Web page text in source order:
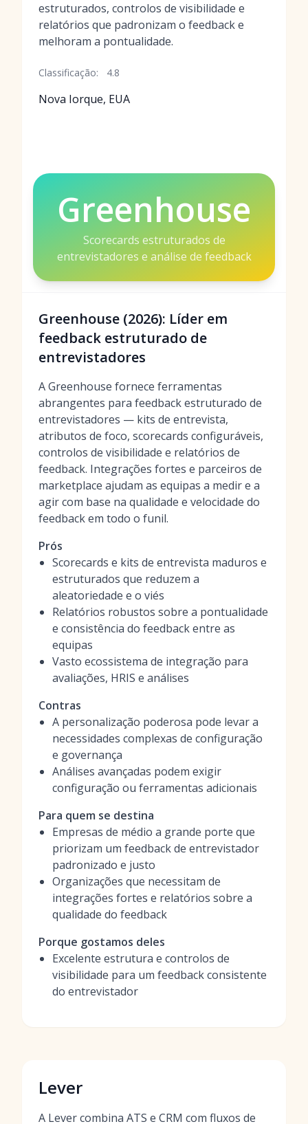
estruturados, controlos de visibilidade e
relatórios que padronizam o feedback e
melhoram a pontualidade.
Classificação: 4.8
Nova Iorque, EUA
Greenhouse
Scorecards estruturados de
entrevistadores e análise de feedback
Greenhouse (2026): Líder em
feedback estruturado de
entrevistadores
A Greenhouse fornece ferramentas
abrangentes para feedback estruturado de
entrevistadores — kits de entrevista,
atributos de foco, scorecards configuráveis,
controlos de visibilidade e relatórios de
feedback. Integrações fortes e parceiros de
marketplace ajudam as equipas a medir e a
agir com base na qualidade e velocidade do
feedback em todo o funil.
Prós
Scorecards e kits de entrevista maduros e
estruturados que reduzem a
aleatoriedade e o viés
Relatórios robustos sobre a pontualidade
e consistência do feedback entre as
equipas
Vasto ecossistema de integração para
avaliações, HRIS e análises
Contras
A personalização poderosa pode levar a
necessidades complexas de configuração
e governança
Análises avançadas podem exigir
configuração ou ferramentas adicionais
Para quem se destina
Empresas de médio a grande porte que
priorizam um feedback de entrevistador
padronizado e justo
Organizações que necessitam de
integrações fortes e relatórios sobre a
qualidade do feedback
Porque gostamos deles
Excelente estrutura e controlos de
visibilidade para um feedback consistente
do entrevistador
Lever
A Lever combina ATS e CRM com fluxos de